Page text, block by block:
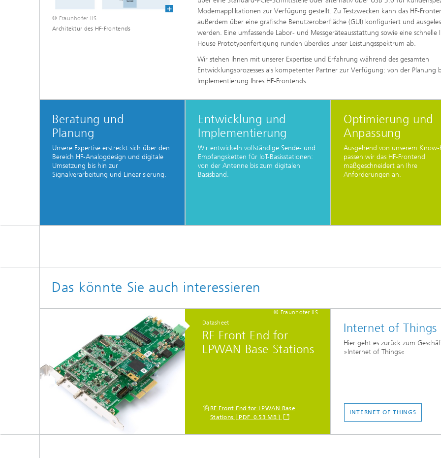
© Fraunhofer IIS
Architektur des HF-Frontends
Modemapplikationen zur Verfügung gestellt. Zu Testzwecken kann das HF-
außerdem über eine grafische Benutzeroberfläche (GUI) konfiguriert und
werden. Eine umfassende Labor- und Messgeräteausstattung sowie eine schnelle
House Prototypenfertigung runden überdies unser Leistungsspektrum ab.
Wir stehen Ihnen mit unserer Expertise und Erfahrung während des gesamten
Entwicklungsprozesses als kompetenter Partner zur Verfügung: von der Planung
Implementierung Ihres HF-Frontends.
Beratung und
Planung
Unsere Expertise erstreckt sich über den
Bereich HF-Analogdesign und digitale
Umsetzung bis hin zur
Signalverarbeitung und Linearisierung.
Entwicklung und
Implementierung
Wir entwickeln vollständige Sende- und
Empfangsketten für IoT-Basisstationen:
von der Antenne bis zum digitalen
Basisband.
Optimierung und
Anpassung
Ausgehend von unserem
passen wir das HF-Frontend
maßgeschneidert an Ihre
Anforderungen an.
Das könnte Sie auch interessieren
© Fraunhofer IIS
Datasheet
RF Front End for
LPWAN Base Stations
RF Front End for LPWAN Base
Stations [ PDF 0.53 MB ]
Internet of Things
Hier geht es zurück zum
»Internet of Things«
INTERNET OF THINGS